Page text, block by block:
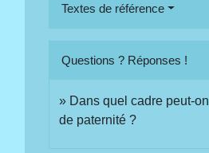
Textes de référence
Questions ? Réponses !
Dans quel cadre peut-
de paternité ?